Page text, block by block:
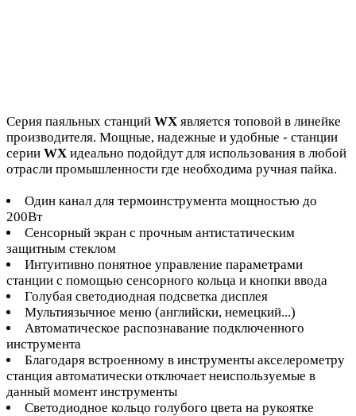
Серия паяльных станций WX является топовой в линейке
производителя. Мощные, надежные и удобные - станции
серии WX идеально подойдут для использования в любой
отрасли промышленности где необходима ручная пайка.
Один канал для термоинструмента мощностью до
200Вт
Сенсорный экран с прочным антистатическим
защитным стеклом
Интуитивно понятное управление параметрами
станции с помощью сенсорного кольца и кнопки ввода
Голубая светодиодная подсветка дисплея
Мультиязычное меню (английски, немецкий...)
Автоматическое распознавание подключенного
инструмента
Благодаря встроенному в инструменты акселерометру
станция автоматически отключает неиспользуемые в
данный момент инструменты
Светодиодное кольцо голубого цвета на рукоятке